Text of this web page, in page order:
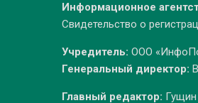
Информационное
Свидетельство о
Учредитель: ООО
Генеральный директор:
Главный редактор: Гущин